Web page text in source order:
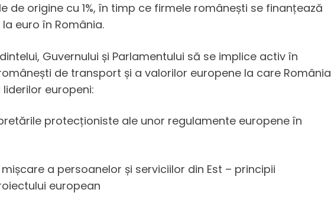
de origine cu 1%, în timp ce firmele românești se finanțează
euro în România.
Guvernului și Parlamentului să se implice activ în
de transport și a valorilor europene la care România
europeni:
protecționiste ale unor regulamente europene în
a persoanelor și serviciilor din Est – principii
european